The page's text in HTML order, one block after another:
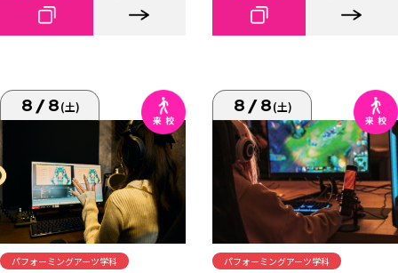
8/8(土)
パフォーミングアーツ学科
8/8(土)
パフォーミングアーツ学科